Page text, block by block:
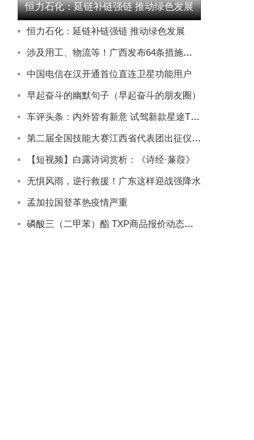
恒力石化：延链补链强链 推动绿色发展
恒力石化：延链补链强链 推动绿色发展
涉及用工、物流等！广西发布64条措施推动实体经济高质量发展
中国电信在汉开通首位直连卫星功能用户
早起奋斗的幽默句子（早起奋斗的朋友圈）
车评头条：内外皆有新意 试驾新款星途TXL四驱星尊版
第二届全国技能大赛江西省代表团出征仪式在南昌举行
【短视频】白露诗词赏析：《诗经·蒹葭》
无惧风雨，逆行救援！广东这样迎战强降水
孟加拉国登革热疫情严重
磷酸三（二甲苯）酯 TXP商品报价动态（2023-09-08）